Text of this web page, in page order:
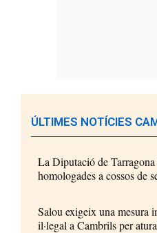
ÚLTIMES NOTÍCIES
La Diputació de
homologades a cossos de
Salou exigeix una mesura
il·legal a Cambrils per